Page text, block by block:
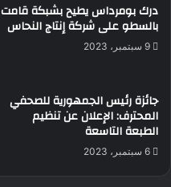
درك بومرداس يطيح بشبكة قامت
بالسطو على شركة إنتاج النحاس
9 سبتمبر، 2023
جائزة رئيس الجمهورية للصحفي
المحترف: الإعلان عن تنظيم
الطبعة التاسعة
6 سبتمبر، 2023